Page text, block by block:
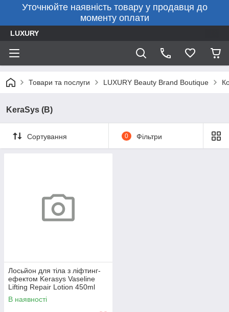
Уточнюйте наявність товару у продавця до
моменту оплати
LUXURY
Товари та послуги LUXURY Beauty Brand Boutique
KeraSys (B)
Сортування 0 Фільтри
Лосьйон для тіла з ліфтинг-
ефектом Kerasys Vaseline
Lifting Repair Lotion 450ml
В наявності